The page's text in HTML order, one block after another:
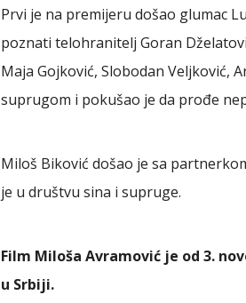
Prvi je na premijeru došao glumac
poznati telohranitelj Goran
Maja Gojković, Slobodan Veljković,
suprugom i pokušao je da prođe
Miloš Biković došao je sa
je u društvu sina i supruge.
Film Miloša Avramović je od 3.
u Srbiji.